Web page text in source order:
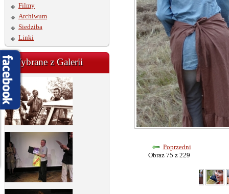
Filmy
Archiwum
Siedziba
Linki
Wybrane z Galerii
Poprzedni
Obraz 75 z 229